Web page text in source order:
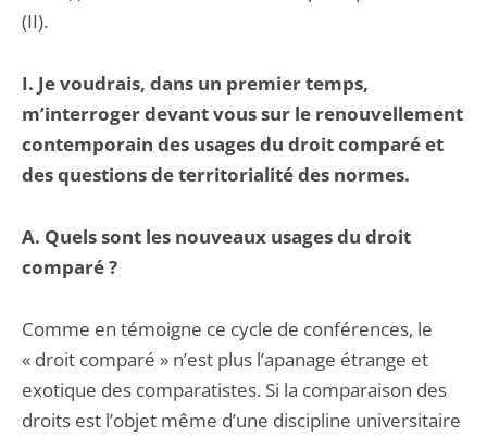
(II).
I. Je voudrais, dans un premier temps,
m’interroger devant vous sur le renouvellement
contemporain des usages du droit comparé et
des questions de territorialité des normes.
A. Quels sont les nouveaux usages du droit
comparé ?
Comme en témoigne ce cycle de conférences, le
« droit comparé » n’est plus l’apanage étrange et
exotique des comparatistes. Si la comparaison des
droits est l’objet même d’une discipline universitaire